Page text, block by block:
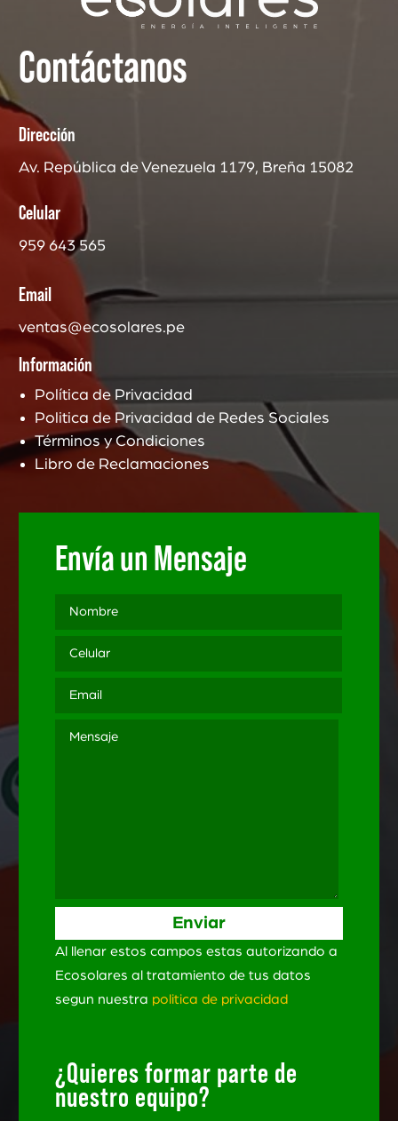
Contáctanos
Dirección
Av. República de Venezuela 1179, Breña 15082
Celular
959 643 565
Email
ventas@ecosolares.pe
Información
Política de Privacidad
Politica de Privacidad de Redes Sociales
Términos y Condiciones
Libro de Reclamaciones
Envía un Mensaje
Al llenar estos campos estas autorizando a
Ecosolares al tratamiento de tus datos
segun nuestra politica de privacidad
¿Quieres formar parte de
nuestro equipo?